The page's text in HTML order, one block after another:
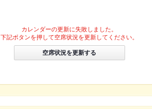
カレンダーの更新に失敗しました。
下記ボタンを押して空席状況を更新してください。
空席状況を更新する